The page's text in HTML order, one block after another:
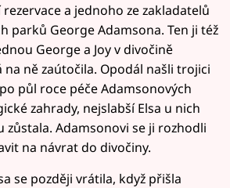
a jednoho ze zakladatelů
parků George Adamsona. Ten ji též
George a Joy v divočině
ně zaútočila. Opodál našli trojici
půl roce péče Adamsonových
zahrady, nejslabší Elsa u nich
zůstala. Adamsonovi se ji rozhodli
na návrat do divočiny.
se později vrátila, když přišla